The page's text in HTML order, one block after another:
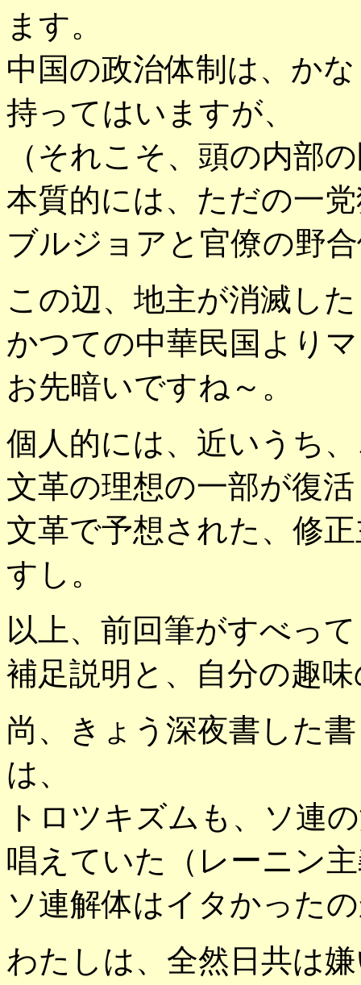
ます。
中国の政治体制は、か
持ってはいますが、
（それこそ、頭の内部
本質的には、ただの一
ブルジョアと官僚の野
この辺、地主が消滅し
かつての中華民国より
お先暗いですね～。
個人的には、近いうち
文革の理想の一部が復
文革で予想された、修
すし。
以上、前回筆がすべっ
補足説明と、自分の趣
尚、きょう深夜書した
は、
トロツキズムも、ソ連
唱えていた（レーニン
ソ連解体はイタかった
わたしは、全然日共は